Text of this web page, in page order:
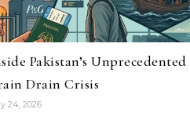
Pakistan’s Unprecedented
Drain Crisis
24, 2026